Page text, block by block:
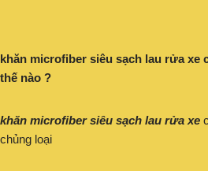
khăn microfiber siêu sạch lau rửa xe
thế nào ?
khăn microfiber siêu sạch lau rửa xe
chủng loại